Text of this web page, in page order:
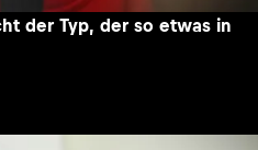
der Typ, der so etwas in